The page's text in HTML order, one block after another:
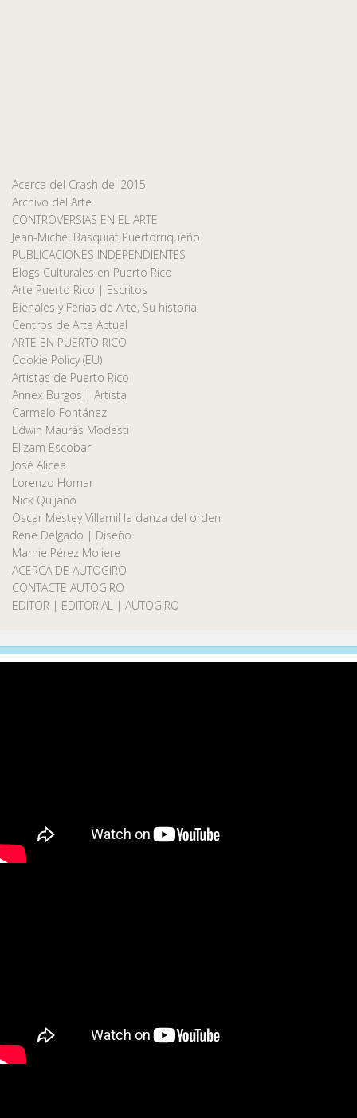
Acerca del Crash del 2015
Archivo del Arte
CONTROVERSIAS EN EL ARTE
Jean-Michel Basquiat Puertorriqueño
PUBLICACIONES INDEPENDIENTES
Blogs Culturales en Puerto Rico
Arte Puerto Rico | Escritos
Bienales y Ferias de Arte, Su historia
Centros de Arte Actual
ARTE EN PUERTO RICO
Cookie Policy (EU)
Artistas de Puerto Rico
Annex Burgos | Artista
Carmelo Fontánez
Edwin Maurás Modesti
Elizam Escobar
José Alicea
Lorenzo Homar
Nick Quijano
Oscar Mestey Villamil la danza del orden
Rene Delgado | Diseño
Marnie Pérez Moliere
ACERCA DE AUTOGIRO
CONTACTE AUTOGIRO
EDITOR | EDITORIAL | AUTOGIRO